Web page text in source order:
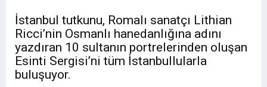
İstanbul tutkunu, Romalı sanatçı Lithian
Ricci’nin Osmanlı hanedanlığına adını
yazdıran 10 sultanın portrelerinden oluşan
Esinti Sergisi’ni tüm İstanbullularla
buluşuyor.